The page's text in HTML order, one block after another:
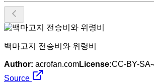
백마고지 전승비와 위령비
Author: acrofan.comLicense:CC-BY-
Source